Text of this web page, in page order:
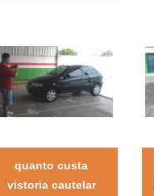
quanto custa
vistoria cautelar